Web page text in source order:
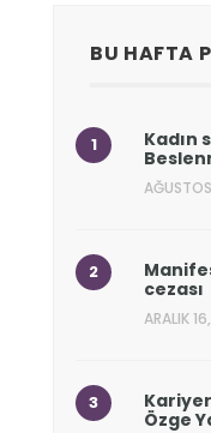
BU HAFTA
Kadın
cezası
ARALIK
Kariyer
Özge